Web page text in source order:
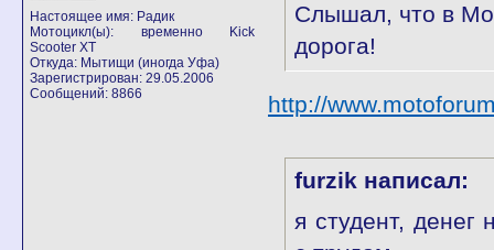
Настоящее имя: Радик
Мотоцикл(ы): временно Kick
Scooter XT
Откуда: Мытищи (иногда Уфа)
Зарегистрирован: 29.05.2006
Сообщений: 8866
Слышал, что в
дорога!
http://
furzik написал:
я студент, денег